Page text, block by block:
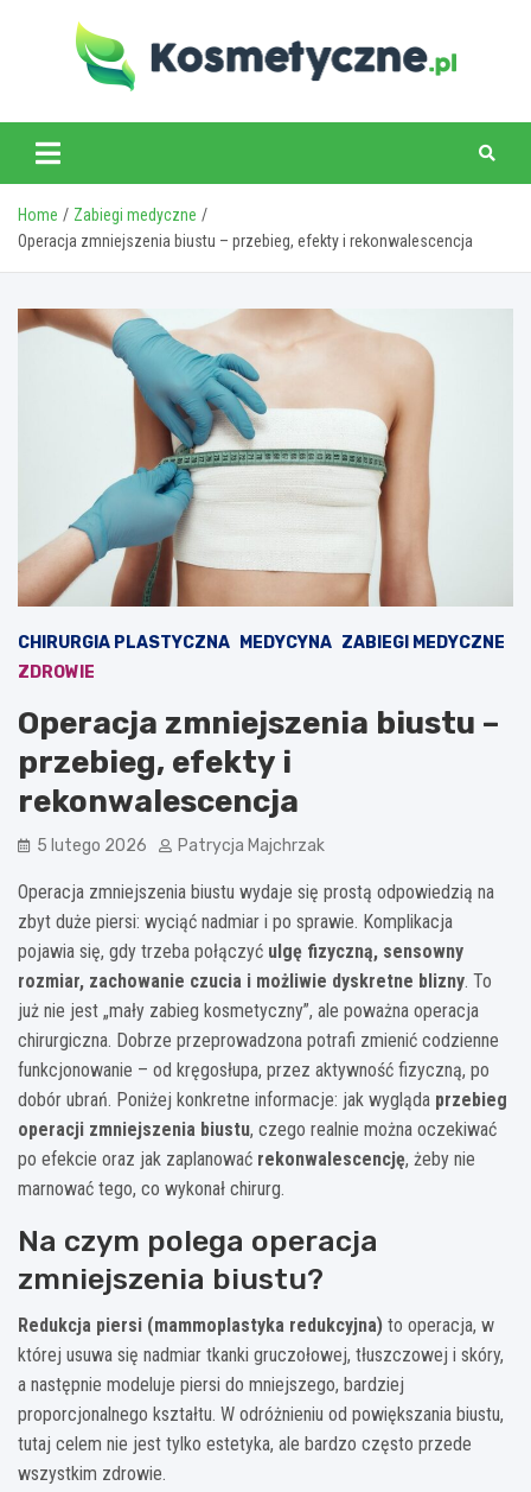
www.kosmetyczne.pl
Home
Zabiegi medyczne
Operacja zmniejszenia biustu – przebieg, efekty i rekonwalescencja
CHIRURGIA PLASTYCZNA MEDYCYNA ZABIEGI MEDYCZNE
ZDROWIE
Operacja zmniejszenia biustu –
przebieg, efekty i
rekonwalescencja
5 lutego 2026 Patrycja Majchrzak
Operacja zmniejszenia biustu wydaje się prostą odpowiedzią na
zbyt duże piersi: wyciąć nadmiar i po sprawie. Komplikacja
pojawia się, gdy trzeba połączyć ulgę fizyczną, sensowny
rozmiar, zachowanie czucia i możliwie dyskretne blizny. To
już nie jest „mały zabieg kosmetyczny”, ale poważna operacja
chirurgiczna. Dobrze przeprowadzona potrafi zmienić codzienne
funkcjonowanie – od kręgosłupa, przez aktywność fizyczną, po
dobór ubrań. Poniżej konkretne informacje: jak wygląda przebieg
operacji zmniejszenia biustu, czego realnie można oczekiwać
po efekcie oraz jak zaplanować rekonwalescencję, żeby nie
marnować tego, co wykonał chirurg.
Na czym polega operacja
zmniejszenia biustu?
Redukcja piersi (mammoplastyka redukcyjna) to operacja, w
której usuwa się nadmiar tkanki gruczołowej, tłuszczowej i skóry,
a następnie modeluje piersi do mniejszego, bardziej
proporcjonalnego kształtu. W odróżnieniu od powiększania biustu,
tutaj celem nie jest tylko estetyka, ale bardzo często przede
wszystkim zdrowie.